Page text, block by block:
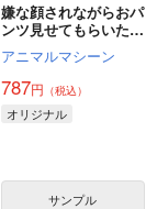
嫌な顔されながらおパ
ンツ見せてもらいたい
本14
アニマルマシーン
787円 （税込）
オリジナル
サンプル